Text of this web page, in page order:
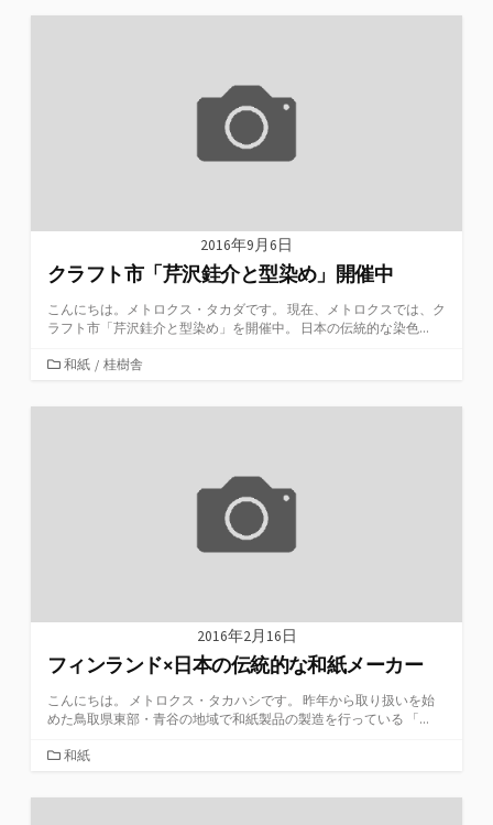
ゴ
2016年9月6日
クラフト市「芹沢銈介と型染め」開催中
こんにちは。メトロクス・タカダです。 現在、メトロクスでは、ク
ラフト市「芹沢銈介と型染め」を開催中。 日本の伝統的な染色...
カ
ゴ
和紙 / 桂樹舎
2016年2月16日
フィンランド×日本の伝統的な和紙メーカー
こんにちは。 メトロクス・タカハシです。 昨年から取り扱いを始
めた鳥取県東部・青谷の地域で和紙製品の製造を行っている 「...
カ
ゴ
和紙